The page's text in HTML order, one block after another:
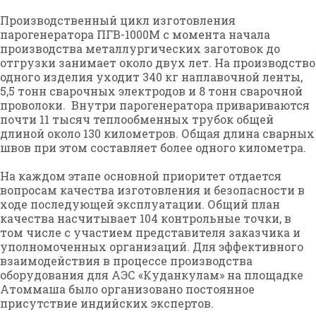
Производственный цикл изготовления
парогенератора ПГВ-1000М с момента начала
производства металлургических заготовок до
отгрузки занимает около двух лет. На производство
одного изделия уходит 340 кг наплавочной ленты,
5,5 тонн сварочных электродов и 8 тонн сварочной
проволоки. Внутри парогенератора привариваются
почти 11 тысяч теплообменных трубок общей
длиной около 130 километров. Общая длина сварных
швов при этом составляет более одного километра.
На каждом этапе основной приоритет отдается
вопросам качества изготовления и безопасности в
ходе последующей эксплуатации. Общий план
качества насчитывает 104 контрольные точки, в
том числе с участием представителя заказчика и
уполномоченных организаций. Для эффективного
взаимодействия в процессе производства
оборудования для АЭС «Куданкулам» на площадке
Атоммаша было организовано постоянное
присутствие индийских экспертов.